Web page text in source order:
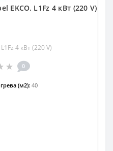
EKCO. L1Fz 4 кВт (220 V)
4 кВт (220 V)
0
(м2):40